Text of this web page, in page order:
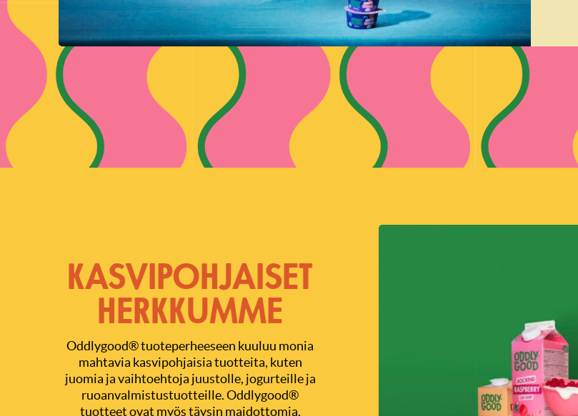
KASVIPOHJAISET
HERKKUMME
Oddlygood® tuoteperheeseen kuuluu monia
mahtavia kasvipohjaisia tuotteita, kuten
juomia ja vaihtoehtoja juustolle, jogurteille ja
ruoanvalmistustuotteille. Oddlygood®
tuotteet ovat myös täysin maidottomia,